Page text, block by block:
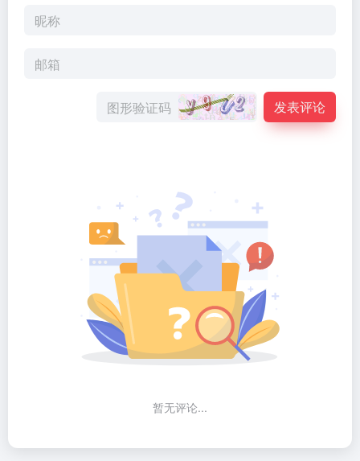
发表评论
暂无评论...